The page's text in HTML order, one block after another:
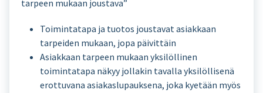
tarpeen mukaan joustava”
Toimintatapa ja tuotos joustavat asiakkaan
tarpeiden mukaan, jopa päivittäin
Asiakkaan tarpeen mukaan yksilöllinen
toimintatapa näkyy jollakin tavalla yksilöllisenä
erottuvana asiakaslupauksena, joka kyetään myös